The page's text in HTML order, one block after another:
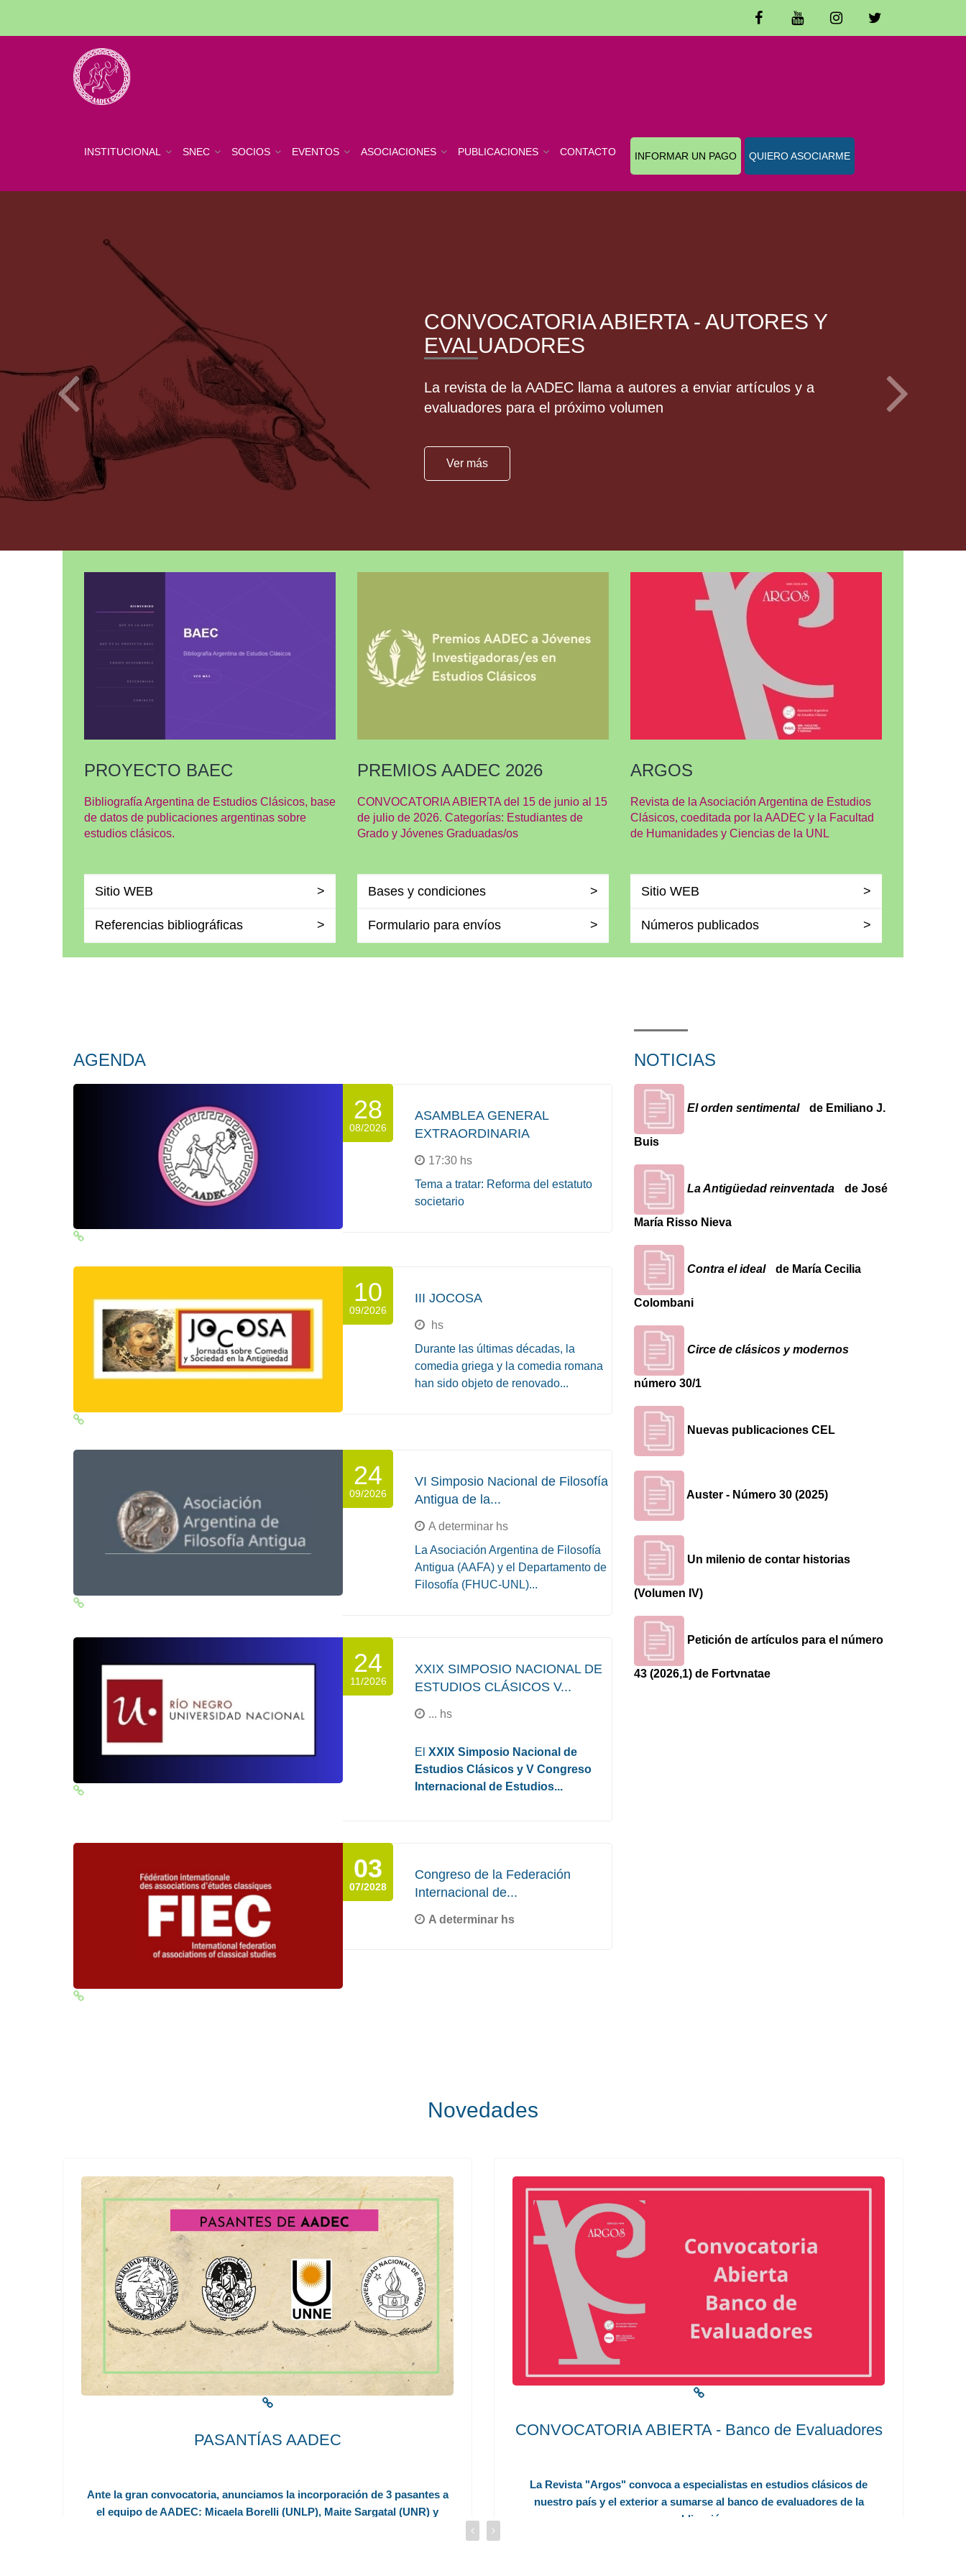
INSTITUCIONAL SNEC SOCIOS EVENTOS ASOCIACIONES PUBLICACIONES CONTACTO INFORMAR UN PAGO QUIERO ASOCIARME
CONVOCATORIA ABIERTA - AUTORES Y
EVALUADORES
La revista de la AADEC llama a autores a enviar artículos y a
evaluadores para el próximo volumen
Ver más
PROYECTO BAEC
Bibliografía Argentina de Estudios Clásicos, base
de datos de publicaciones argentinas sobre
estudios clásicos.
Sitio WEB
Referencias bibliográficas
PREMIOS AADEC 2026
CONVOCATORIA ABIERTA del 15 de junio al 15
de julio de 2026. Categorías: Estudiantes de
Grado y Jóvenes Graduadas/os
Bases y condiciones
Formulario para envíos
ARGOS
Revista de la Asociación Argentina de Estudios
Clásicos, coeditada por la AADEC y la Facultad
de Humanidades y Ciencias de la UNL
Sitio WEB
Números publicados
AGENDA
28
08/2026
ASAMBLEA GENERAL
EXTRAORDINARIA
17:30 hs
Tema a tratar: Reforma del estatuto
societario
10
09/2026
III JOCOSA
hs
Durante las últimas décadas, la
comedia griega y la comedia romana
han sido objeto de renovado...
24
09/2026
VI Simposio Nacional de Filosofía
Antigua de la...
A determinar hs
La Asociación Argentina de Filosofía
Antigua (AAFA) y el Departamento de
Filosofía (FHUC-UNL)...
24
11/2026
XXIX SIMPOSIO NACIONAL DE
ESTUDIOS CLÁSICOS V...
... hs
El XXIX Simposio Nacional de
Estudios Clásicos y V Congreso
Internacional de Estudios...
03
07/2028
Congreso de la Federación
Internacional de...
A determinar hs
NOTICIAS
El orden sentimental de Emiliano J.
Buis
La Antigüedad reinventada de José
María Risso Nieva
Contra el ideal de María Cecilia
Colombani
Circe de clásicos y modernos
número 30/1
Nuevas publicaciones CEL
Auster - Número 30 (2025)
Un milenio de contar historias
(Volumen IV)
Petición de artículos para el número
43 (2026,1) de Fortvnatae
Novedades
PASANTÍAS AADEC
Ante la gran convocatoria, anunciamos la incorporación de 3 pasantes a
el equipo de AADEC: Micaela Borelli (UNLP), Maite Sargatal (UNR) y
CONVOCATORIA ABIERTA - Banco de Evaluadores
La Revista "Argos" convoca a especialistas en estudios clásicos de
nuestro país y el exterior a sumarse al banco de evaluadores de la
publicación.